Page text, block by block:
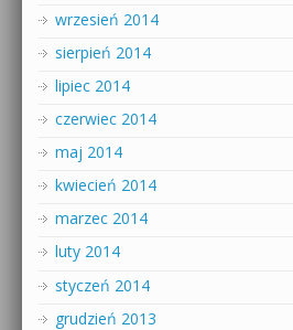
wrzesień 2014
sierpień 2014
lipiec 2014
czerwiec 2014
maj 2014
kwiecień 2014
marzec 2014
luty 2014
styczeń 2014
grudzień 2013